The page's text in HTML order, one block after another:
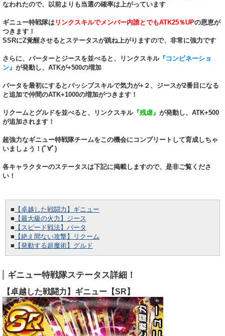
なわれたので、以前よりも当選の確率は上がっています
ギニュー特戦隊は リンクスキルでメンバー内誰とでもATK25％UPの恩恵が
つきます！
SSRにZ覚醒させるとステータスが跳ね上がりますので、非常に強力です
さらに、バーターとジースを並べると、リンクスキル『コンビネーショ
ン』 が発動し、ATKが+500の増加
バータを最初にするとパッシブスキルで気力が+２、ジースが2番目になる
と追加で仲間のATK+1000の増加がつきます！
リクームとグルドを並べると、リンクスキル『残虐』 が発動し、ATK+500
が追加されます！
超強力なギニュー特戦隊チームをこの機会にコンプリートして育成しちゃ
いましょう！(ﾟ∀ﾟ)
各キャラクターのステータスは下記に掲載しますので、是非ご覧くださ
い！
■ 【卓越した戦闘力】ギニュー
■ 【最大級の火力】ジース
■ 【スピード戦法】バータ
■ 【絶え間ない攻撃】リクーム
■ 【発動する超魔術】グルド
ギニュー特戦隊ステータス詳細！
【卓越した戦闘力】ギニュー【SR】